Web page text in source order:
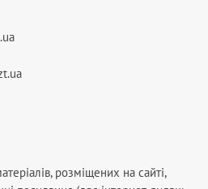
розміщених на сайті,